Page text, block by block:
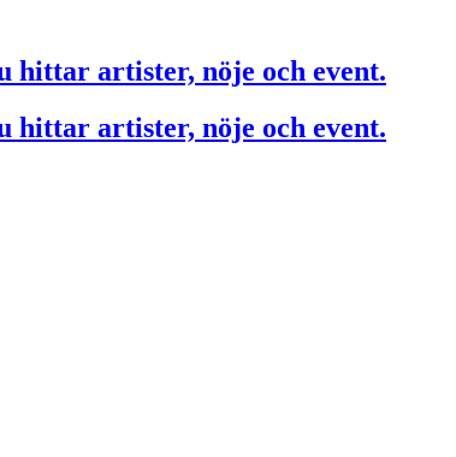
hittar artister, nöje och event.
hittar artister, nöje och event.